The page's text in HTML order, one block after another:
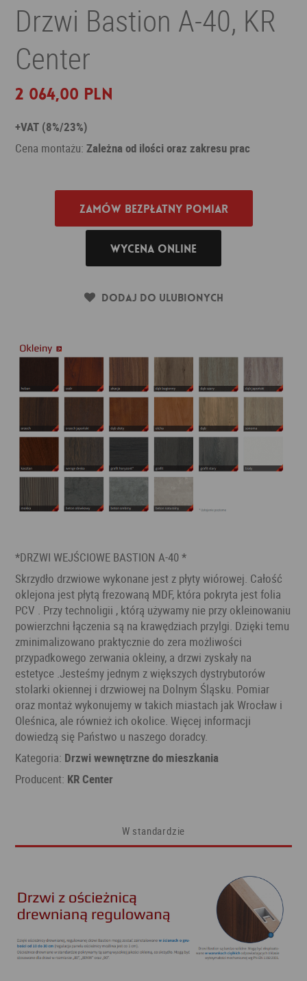
Drzwi Bastion A-40, KR
Center
2 064,00 PLN
+VAT (8%/23%)
Cena montażu:Zależna od ilości oraz zakresu prac
Zamów bezpłatny pomiar
Wycena online
Dodaj do ulubionych
*DRZWI WEJŚCIOWE BASTION A-40 *
Skrzydło drzwiowe wykonane jest z płyty wiórowej. Całość
oklejona jest płytą frezowaną MDF, która pokryta jest folia
PCV . Przy technoligii , którą używamy nie przy okleinowaniu
powierzchni łączenia są na krawędziach przylgi. Dzięki temu
zminimalizowano praktycznie do zera możliwości
przypadkowego zerwania okleiny, a drzwi zyskały na
estetyce .Jesteśmy jednym z większych dystrybutorów
stolarki okiennej i drzwiowej na Dolnym Śląsku. Pomiar
oraz montaż wykonujemy w takich miastach jak Wrocław i
Oleśnica, ale również ich okolice. Więcej informacji
dowiedzą się Państwo u naszego doradcy.
Kategoria: Drzwi wewnętrzne do mieszkania
Producent: KR Center
W standardzie